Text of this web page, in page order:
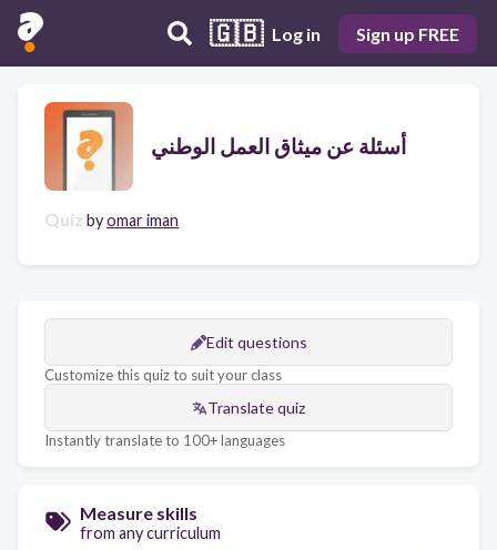
🇬🇧 Log in Sign up FREE
أسئلة عن ميثاق العمل الوطني
Quiz byomar iman
Edit questions
Customize this quiz to suit your class
Translate quiz
Instantly translate to 100+ languages
Measure skills
from any curriculum